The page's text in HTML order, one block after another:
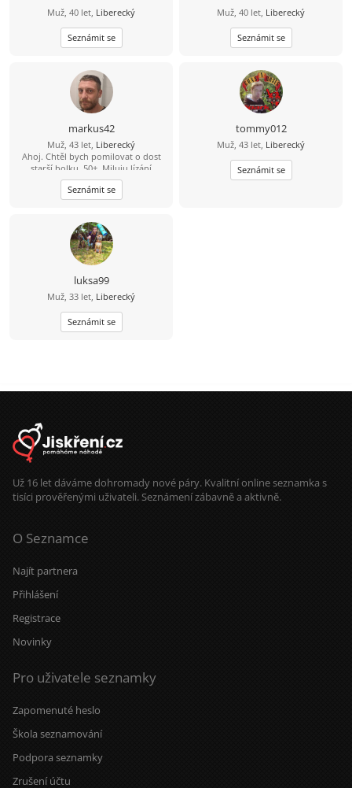
Muž, 40 let, Liberecký
Seznámit se
Muž, 40 let, Liberecký
Seznámit se
markus42
Muž, 43 let, Liberecký
Ahoj. Chtěl bych pomilovat o dost
starší holku, 50+. Miluju lízání
kundičky. Pokud mas zájem piš.
Seznámit se
tommy012
Muž, 43 let, Liberecký
Seznámit se
luksa99
Muž, 33 let, Liberecký
Seznámit se
Už 16 let dáváme dohromady nové páry. Kvalitní online seznamka s
tisíci prověřenými uživateli. Seznámení zábavně a aktivně.
O Seznamce
Najít partnera
Přihlášení
Registrace
Novinky
Pro uživatele seznamky
Zapomenuté heslo
Škola seznamování
Podpora seznamky
Zrušení účtu